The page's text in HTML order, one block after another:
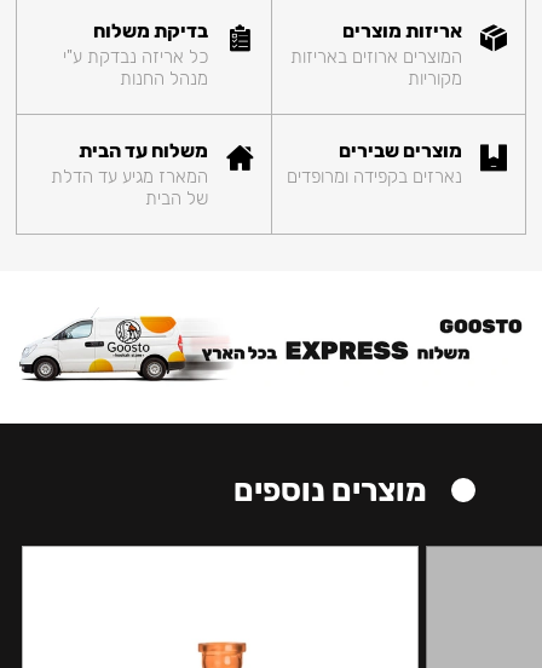
אריזות מוצרים
המוצרים ארוזים באריזות
מקוריות
בדיקת משלוח
כל אריזה נבדקת ע"י
מנהל החנות
מוצרים שבירים
נארזים בקפידה ומרופדים
משלוח עד הבית
המארז מגיע עד הדלת
של הבית
מוצרים נוספים